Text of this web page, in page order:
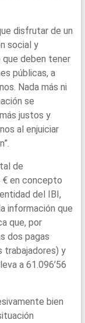
disfrutar de un
social y
que deben tener
públicas, a
Nada más ni
se
justos y
al enjuiciar
de
€ en concepto
del IBI,
información que
que, por
dos pagas
trabajadores) y
a 61.096’56
bien